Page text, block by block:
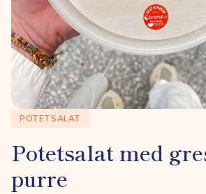
POTETSALAT
Potetsalat med
purre